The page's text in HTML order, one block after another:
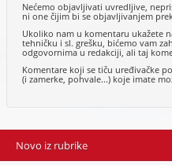
Nećemo objavljivati uvredljive,
ni one čijim bi se objavljivanjem
Ukoliko nam u komentaru ukažete
tehničku i sl. grešku, bićemo vam
odgovornima u redakciji, ali taj
Komentare koji se tiču uređivačke
(i zamerke, pohvale...) koje imate
Novo iz rubrike